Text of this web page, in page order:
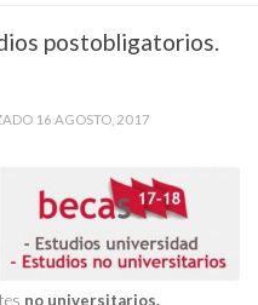
postobligatorios.
16 AGOSTO, 2017
no universitarios.